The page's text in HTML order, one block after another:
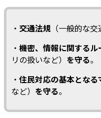
・ 交通法規 （一般的な
・ 機密、情報に関するル
リの扱いなど） を守る。
・ 住民対応の基本となる
など） を守る。